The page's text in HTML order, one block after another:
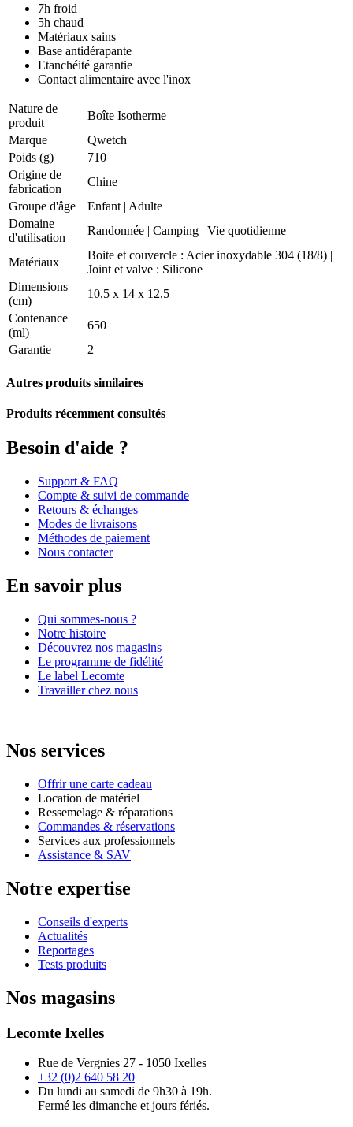
7h froid
5h chaud
Matériaux sains
Base antidérapante
Etanchéité garantie
Contact alimentaire avec l'inox
Nature de
produit
Boîte Isotherme
Marque
Qwetch
Poids (g)
710
Origine de
fabrication
Chine
Groupe d'âge
Enfant | Adulte
Domaine
d'utilisation
Randonnée | Camping | Vie quotidienne
Matériaux
Boite et couvercle : Acier inoxydable 304 (18/8) |
Joint et valve : Silicone
Dimensions
(cm)
10,5 x 14 x 12,5
Contenance
(ml)
650
Garantie
2
Autres produits similaires
Produits récemment consultés
Besoin d'aide ?
Support & FAQ
Compte & suivi de commande
Retours & échanges
Modes de livraisons
Méthodes de paiement
Nous contacter
En savoir plus
Qui sommes-nous ?
Notre histoire
Découvrez nos magasins
Le programme de fidélité
Le label Lecomte
Travailler chez nous
Nos services
Offrir une carte cadeau
Location de matériel
Ressemelage & réparations
Commandes & réservations
Services aux professionnels
Assistance & SAV
Notre expertise
Conseils d'experts
Actualités
Reportages
Tests produits
Nos magasins
Lecomte Ixelles
Rue de Vergnies 27 - 1050 Ixelles
+32 (0)2 640 58 20
Du lundi au samedi de 9h30 à 19h.
Fermé les dimanche et jours fériés.